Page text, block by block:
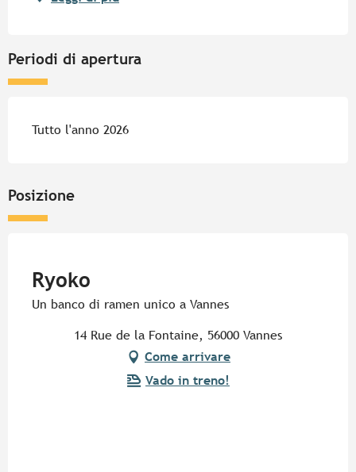
Periodi di apertura
Tutto l'anno 2026
Posizione
Ryoko
Un banco di ramen unico a Vannes
14 Rue de la Fontaine, 56000 Vannes
Come arrivare
Vado in treno!